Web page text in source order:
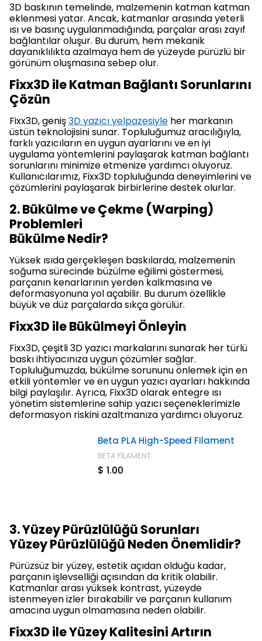
3D baskının temelinde, malzemenin katman katman
eklenmesi yatar. Ancak, katmanlar arasında yeterli
ısı ve basınç uygulanmadığında, parçalar arası zayıf
bağlantılar oluşur. Bu durum, hem mekanik
dayanıklılıkta azalmaya hem de yüzeyde pürüzlü bir
görünüm oluşmasına sebep olur.
Fixx3D ile Katman Bağlantı Sorunlarını
Çözün
Fixx3D, geniş3D yazıcı yelpazesiyle her markanın
üstün teknolojisini sunar. Topluluğumuz aracılığıyla,
farklı yazıcıların en uygun ayarlarını ve en iyi
uygulama yöntemlerini paylaşarak katman bağlantı
sorunlarını minimize etmenize yardımcı oluyoruz.
Kullanıcılarımız, Fixx3D topluluğunda deneyimlerini ve
çözümlerini paylaşarak birbirlerine destek olurlar.
2. Bükülme ve Çekme (Warping)
Problemleri
Bükülme Nedir?
Yüksek ısıda gerçekleşen baskılarda, malzemenin
soğuma sürecinde büzülme eğilimi göstermesi,
parçanın kenarlarının yerden kalkmasına ve
deformasyonuna yol açabilir. Bu durum özellikle
büyük ve düz parçalarda sıkça görülür.
Fixx3D ile Bükülmeyi Önleyin
Fixx3D, çeşitli 3D yazıcı markalarını sunarak her türlü
baskı ihtiyacınıza uygun çözümler sağlar.
Topluluğumuzda, bükülme sorununu önlemek için en
etkili yöntemler ve en uygun yazıcı ayarları hakkında
bilgi paylaşılır. Ayrıca, Fixx3D olarak entegre ısı
yönetim sistemlerine sahip yazıcı seçeneklerimizle
deformasyon riskini azaltmanıza yardımcı oluyoruz.
Beta PLA High-Speed Filament
BETA FİLAMENT
$ 1.00
3. Yüzey Pürüzlülüğü Sorunları
Yüzey Pürüzlülüğü Neden Önemlidir?
Pürüzsüz bir yüzey, estetik açıdan olduğu kadar,
parçanın işlevselliği açısından da kritik olabilir.
Katmanlar arası yüksek kontrast, yüzeyde
istenmeyen izler bırakabilir ve parçanın kullanım
amacına uygun olmamasına neden olabilir.
Fixx3D ile Yüzey Kalitesini Artırın